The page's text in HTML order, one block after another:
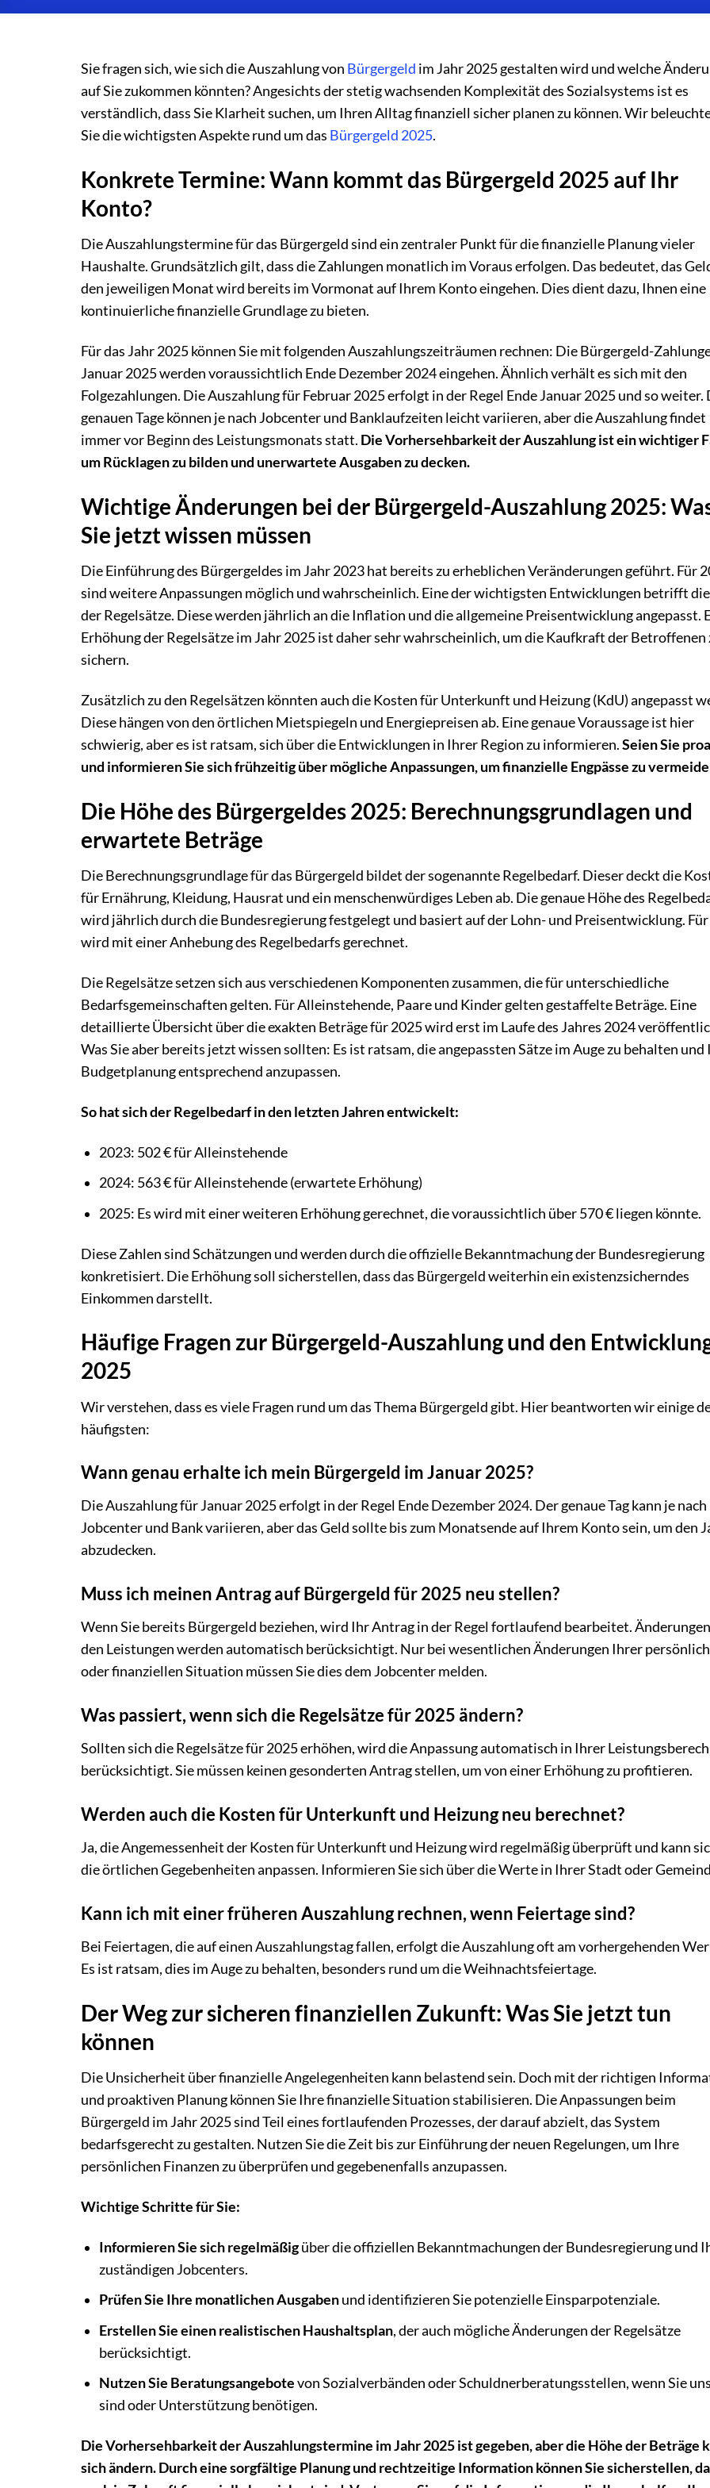
Sie fragen sich, wie sich die Auszahlung von Bürgergeld im Jahr 2025 gestalten wird und welche
auf Sie zukommen könnten? Angesichts der stetig wachsenden Komplexität des Sozialsystems ist es
verständlich, dass Sie Klarheit suchen, um Ihren Alltag finanziell sicher planen zu können. Wir
Sie die wichtigsten Aspekte rund um das Bürgergeld 2025.
Konkrete Termine: Wann kommt das Bürgergeld 2025 auf Ihr
Konto?
Die Auszahlungstermine für das Bürgergeld sind ein zentraler Punkt für die finanzielle Planung vieler
Haushalte. Grundsätzlich gilt, dass die Zahlungen monatlich im Voraus erfolgen. Das bedeutet, das
den jeweiligen Monat wird bereits im Vormonat auf Ihrem Konto eingehen. Dies dient dazu, Ihnen eine
kontinuierliche finanzielle Grundlage zu bieten.
Für das Jahr 2025 können Sie mit folgenden Auszahlungszeiträumen rechnen: Die Bürgergeld-
Januar 2025 werden voraussichtlich Ende Dezember 2024 eingehen. Ähnlich verhält es sich mit den
Folgezahlungen. Die Auszahlung für Februar 2025 erfolgt in der Regel Ende Januar 2025 und so weiter.
genauen Tage können je nach Jobcenter und Banklaufzeiten leicht variieren, aber die Auszahlung findet
immer vor Beginn des Leistungsmonats statt. Die Vorhersehbarkeit der Auszahlung ist ein wichtiger
um Rücklagen zu bilden und unerwartete Ausgaben zu decken.
Wichtige Änderungen bei der Bürgergeld-Auszahlung 2025:
Sie jetzt wissen müssen
Die Einführung des Bürgergeldes im Jahr 2023 hat bereits zu erheblichen Veränderungen geführt. Für
sind weitere Anpassungen möglich und wahrscheinlich. Eine der wichtigsten Entwicklungen betrifft
der Regelsätze. Diese werden jährlich an die Inflation und die allgemeine Preisentwicklung angepasst.
Erhöhung der Regelsätze im Jahr 2025 ist daher sehr wahrscheinlich, um die Kaufkraft der Betroffenen
sichern.
Zusätzlich zu den Regelsätzen könnten auch die Kosten für Unterkunft und Heizung (KdU) angepasst
Diese hängen von den örtlichen Mietspiegeln und Energiepreisen ab. Eine genaue Voraussage ist hier
schwierig, aber es ist ratsam, sich über die Entwicklungen in Ihrer Region zu informieren.Seien Sie
und informieren Sie sich frühzeitig über mögliche Anpassungen, um finanzielle Engpässe zu
Die Höhe des Bürgergeldes 2025: Berechnungsgrundlagen und
erwartete Beträge
Die Berechnungsgrundlage für das Bürgergeld bildet der sogenannte Regelbedarf. Dieser deckt die
für Ernährung, Kleidung, Hausrat und ein menschenwürdiges Leben ab. Die genaue Höhe des
wird jährlich durch die Bundesregierung festgelegt und basiert auf der Lohn- und Preisentwicklung.
wird mit einer Anhebung des Regelbedarfs gerechnet.
Die Regelsätze setzen sich aus verschiedenen Komponenten zusammen, die für unterschiedliche
Bedarfsgemeinschaften gelten. Für Alleinstehende, Paare und Kinder gelten gestaffelte Beträge. Eine
detaillierte Übersicht über die exakten Beträge für 2025 wird erst im Laufe des Jahres 2024
Was Sie aber bereits jetzt wissen sollten: Es ist ratsam, die angepassten Sätze im Auge zu behalten und
Budgetplanung entsprechend anzupassen.
So hat sich der Regelbedarf in den letzten Jahren entwickelt:
2023: 502 € für Alleinstehende
2024: 563 € für Alleinstehende (erwartete Erhöhung)
2025: Es wird mit einer weiteren Erhöhung gerechnet, die voraussichtlich über 570 € liegen könnte.
Diese Zahlen sind Schätzungen und werden durch die offizielle Bekanntmachung der Bundesregierung
konkretisiert. Die Erhöhung soll sicherstellen, dass das Bürgergeld weiterhin ein existenzsicherndes
Einkommen darstellt.
Häufige Fragen zur Bürgergeld-Auszahlung und den
2025
Wir verstehen, dass es viele Fragen rund um das Thema Bürgergeld gibt. Hier beantworten wir einige
häufigsten:
Wann genau erhalte ich mein Bürgergeld im Januar 2025?
Die Auszahlung für Januar 2025 erfolgt in der Regel Ende Dezember 2024. Der genaue Tag kann je nach
Jobcenter und Bank variieren, aber das Geld sollte bis zum Monatsende auf Ihrem Konto sein, um den
abzudecken.
Muss ich meinen Antrag auf Bürgergeld für 2025 neu stellen?
Wenn Sie bereits Bürgergeld beziehen, wird Ihr Antrag in der Regel fortlaufend bearbeitet.
den Leistungen werden automatisch berücksichtigt. Nur bei wesentlichen Änderungen Ihrer
oder finanziellen Situation müssen Sie dies dem Jobcenter melden.
Was passiert, wenn sich die Regelsätze für 2025 ändern?
Sollten sich die Regelsätze für 2025 erhöhen, wird die Anpassung automatisch in Ihrer
berücksichtigt. Sie müssen keinen gesonderten Antrag stellen, um von einer Erhöhung zu profitieren.
Werden auch die Kosten für Unterkunft und Heizung neu berechnet?
Ja, die Angemessenheit der Kosten für Unterkunft und Heizung wird regelmäßig überprüft und kann
die örtlichen Gegebenheiten anpassen. Informieren Sie sich über die Werte in Ihrer Stadt oder
Kann ich mit einer früheren Auszahlung rechnen, wenn Feiertage sind?
Bei Feiertagen, die auf einen Auszahlungstag fallen, erfolgt die Auszahlung oft am vorhergehenden
Es ist ratsam, dies im Auge zu behalten, besonders rund um die Weihnachtsfeiertage.
Der Weg zur sicheren finanziellen Zukunft: Was Sie jetzt tun
können
Die Unsicherheit über finanzielle Angelegenheiten kann belastend sein. Doch mit der richtigen
und proaktiven Planung können Sie Ihre finanzielle Situation stabilisieren. Die Anpassungen beim
Bürgergeld im Jahr 2025 sind Teil eines fortlaufenden Prozesses, der darauf abzielt, das System
bedarfsgerecht zu gestalten. Nutzen Sie die Zeit bis zur Einführung der neuen Regelungen, um Ihre
persönlichen Finanzen zu überprüfen und gegebenenfalls anzupassen.
Wichtige Schritte für Sie:
Informieren Sie sich regelmäßigüber die offiziellen Bekanntmachungen der Bundesregierung und
zuständigen Jobcenters.
Prüfen Sie Ihre monatlichen Ausgabenund identifizieren Sie potenzielle Einsparpotenziale.
Erstellen Sie einen realistischen Haushaltsplan, der auch mögliche Änderungen der Regelsätze
berücksichtigt.
Nutzen Sie Beratungsangebotevon Sozialverbänden oder Schuldnerberatungsstellen, wenn Sie
sind oder Unterstützung benötigen.
Die Vorhersehbarkeit der Auszahlungstermine im Jahr 2025 ist gegeben, aber die Höhe der Beträge
sich ändern. Durch eine sorgfältige Planung und rechtzeitige Information können Sie sicherstellen,